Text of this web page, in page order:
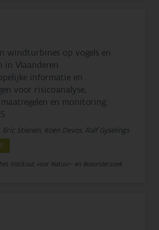
windturbines op vogels en
in Vlaanderen.
informatie en
voor risicoanalyse,
en monitoring:
Eric Stienen, Koen Devos, Ralf Gyselings
Instituut voor Natuur- en Bosonderzoek